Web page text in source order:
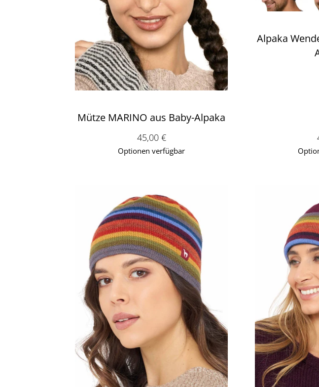
Mütze MARINO aus Baby-Alpaka
Verkaufspreis: 45,00 €
45,00 €
Optionen verfügbar
Alpaka